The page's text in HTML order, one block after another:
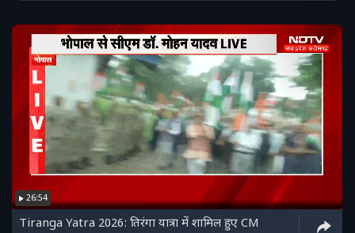
26:54
Tiranga Yatra 2026: तिरंगा यात्रा में शामिल हुए CM